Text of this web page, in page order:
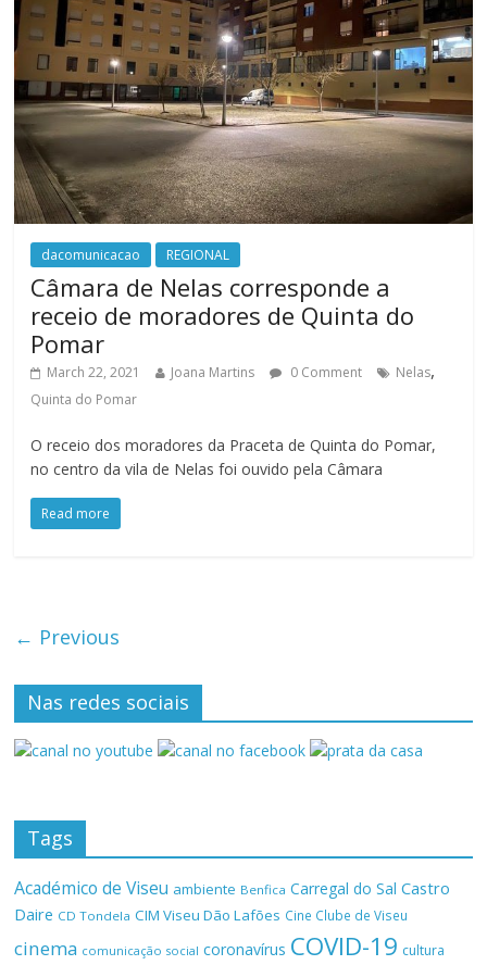
dacomunicacao REGIONAL
Câmara de Nelas corresponde a
receio de moradores de Quinta do
Pomar
March 22, 2021 Joana Martins 0 Comment Nelas,
Quinta do Pomar
O receio dos moradores da Praceta de Quinta do Pomar,
no centro da vila de Nelas foi ouvido pela Câmara
Read more
← Previous
Nas redes sociais
Tags
Académico de Viseu ambiente Benfica Carregal do Sal Castro
Daire CD Tondela CIM Viseu Dão Lafões Cine Clube de Viseu
cinema comunicação social coronavírus COVID-19 cultura